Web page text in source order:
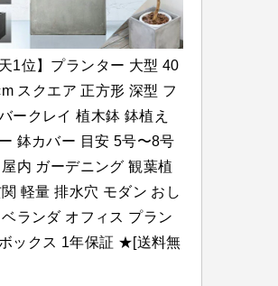
天1位】プランター 大型 40
スクエア 正方形 深型 フ
ークレイ 植木鉢 鉢植え
鉢カバー 目安 5号〜8号
屋内 ガーデニング 観葉植
軽量 排水穴 モダン おし
ベランダ オフィス プラン
ックス 1年保証 ★[送料無